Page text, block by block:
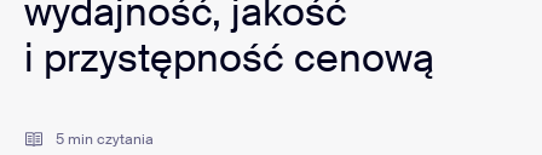
wydajność, jakość
i przystępność cenową
5 min czytania